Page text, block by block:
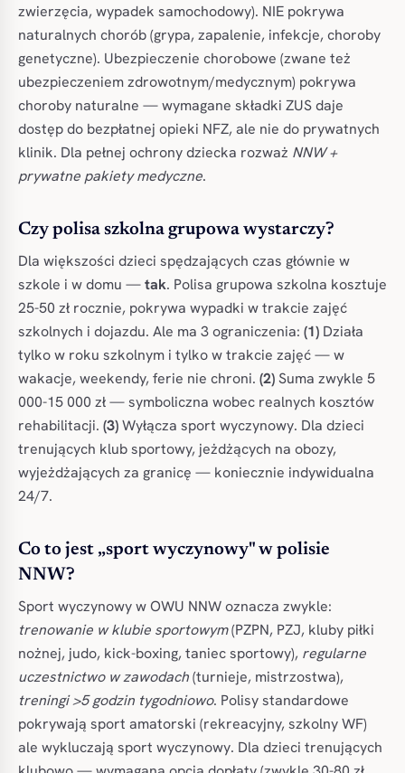
zwierzęcia, wypadek samochodowy). NIE pokrywa
naturalnych chorób (grypa, zapalenie, infekcje, choroby
genetyczne). Ubezpieczenie chorobowe (zwane też
ubezpieczeniem zdrowotnym/medycznym) pokrywa
choroby naturalne — wymagane składki ZUS daje
dostęp do bezpłatnej opieki NFZ, ale nie do prywatnych
klinik. Dla pełnej ochrony dziecka rozważ NNW +
prywatne pakiety medyczne.
Czy polisa szkolna grupowa wystarczy?
Dla większości dzieci spędzających czas głównie w
szkole i w domu —tak. Polisa grupowa szkolna kosztuje
25-50 zł rocznie, pokrywa wypadki w trakcie zajęć
szkolnych i dojazdu. Ale ma 3 ograniczenia: (1) Działa
tylko w roku szkolnym i tylko w trakcie zajęć — w
wakacje, weekendy, ferie nie chroni. (2)Suma zwykle 5
000-15 000 zł — symboliczna wobec realnych kosztów
rehabilitacji. (3)Wyłącza sport wyczynowy. Dla dzieci
trenujących klub sportowy, jeżdżących na obozy,
wyjeżdżających za granicę — koniecznie indywidualna
24/7.
Co to jest „sport wyczynowy" w polisie
NNW?
Sport wyczynowy w OWU NNW oznacza zwykle:
trenowanie w klubie sportowym(PZPN, PZJ, kluby piłki
nożnej, judo, kick-boxing, taniec sportowy), regularne
uczestnictwo w zawodach(turnieje, mistrzostwa),
treningi >5 godzin tygodniowo. Polisy standardowe
pokrywają sport amatorski (rekreacyjny, szkolny WF)
ale wykluczają sport wyczynowy. Dla dzieci trenujących